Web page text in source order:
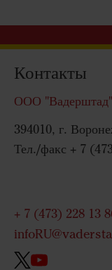
Контакты
ООО "Вадерштад"
394010, г.
Тел./факс + 7
+ 7 (473) 228 13